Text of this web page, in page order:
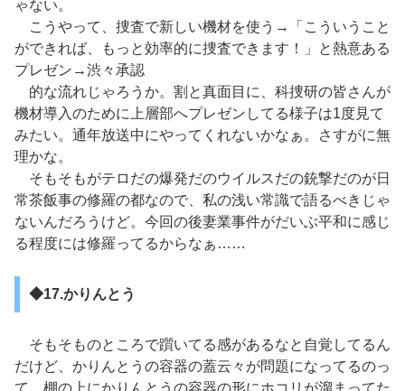
ゃない。
こうやって、捜査で新しい機材を使う→「こういうこと
ができれば、もっと効率的に捜査できます！」と熱意ある
プレゼン→渋々承認
的な流れじゃろうか。割と真面目に、科捜研の皆さんが
機材導入のために上層部へプレゼンしてる様子は1度見て
みたい。通年放送中にやってくれないかなぁ。さすがに無
理かな。
そもそもがテロだの爆発だのウイルスだの銃撃だのが日
常茶飯事の修羅の都なので、私の浅い常識で語るべきじゃ
ないんだろうけど。今回の後妻業事件がだいぶ平和に感じ
る程度には修羅ってるからなぁ……
◆17.かりんとう
そもそものところで躓いてる感があるなと自覚してるん
だけど、かりんとうの容器の蓋云々が問題になってるのっ
て、棚の上にかりんとうの容器の形にホコリが溜まってた